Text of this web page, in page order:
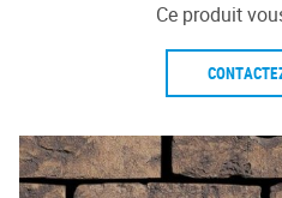
Ce produit